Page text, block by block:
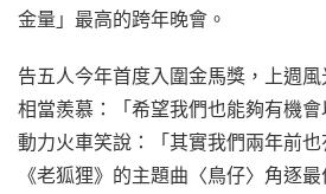
金量」最高的跨年晚會。
告五人今年首度入圍金馬獎，上週風
相當羨慕：「希望我們也能夠有機會
動力火車笑說：「其實我們兩年前
《老狐狸》的主題曲〈鳥仔〉角逐